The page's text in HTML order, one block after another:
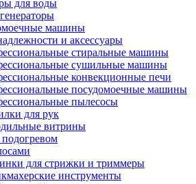
для воды
машины
и аксессуары
стиральные машины
сушильные машины
конвекционные печи
посудомоечные машины
пылесосы
для рук
витрины
подогревом
для стрижки и триммеры
инструменты